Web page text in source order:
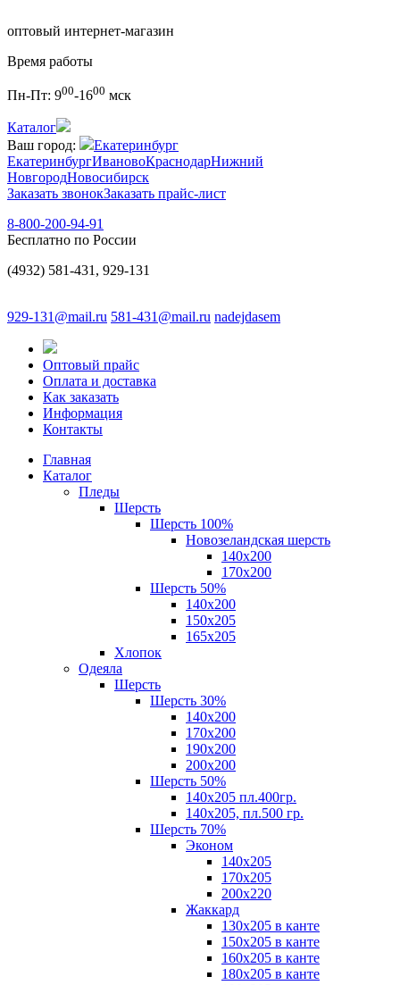
оптовый интернет-магазин
Время работы
Пн-Пт: 900-1600 мск
Каталог
Ваш город:
Екатеринбург
ЕкатеринбургИвановоКраснодарНижний
НовгородНовосибирск
Заказать звонокЗаказать прайс-лист
8-800-200-94-91
Бесплатно по России
(4932) 581-431, 929-131
929-131@mail.ru 581-431@mail.ru nadejdasem
Оптовый прайс
Оплата и доставка
Как заказать
Информация
Контакты
Главная
Каталог
Пледы
Шерсть
Шерсть 100%
Новозеландская шерсть
140х200
170x200
Шерсть 50%
140x200
150х205
165х205
Хлопок
Одеяла
Шерсть
Шерсть 30%
140х200
170х200
190х200
200х200
Шерсть 50%
140х205 пл.400гр.
140х205, пл.500 гр.
Шерсть 70%
Эконом
140х205
170х205
200х220
Жаккард
130х205 в канте
150х205 в канте
160х205 в канте
180х205 в канте